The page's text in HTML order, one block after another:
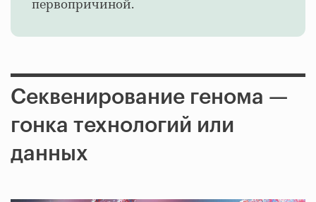
первопричиной.
Секвенирование генома —
гонка технологий или
данных